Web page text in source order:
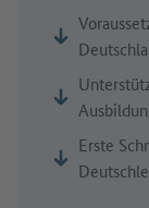
Erste